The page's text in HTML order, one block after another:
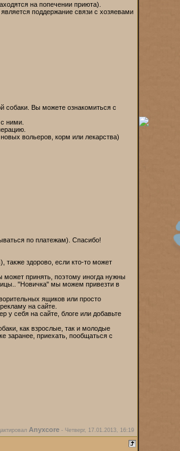
на попечении приюта).
поддержание связи с хозяевами
собаки. Вы можете ознакомиться с
ними.
вольеров, корм или лекарства)
по платежам). Спасибо!
также здорово, если кто-то может
может принять, поэтому иногда нужны
"Новичка" мы можем привезти в
ящиков или просто
на сайте.
у себя на сайте, блоге или добавьте
как взрослые, так и молодые
заранее, приехать, пообщаться с
Anyxcore - Четверг, 17.01.2013, 16:19